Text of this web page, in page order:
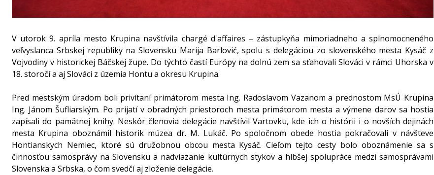
V utorok 9. apríla mesto Krupina navštívila chargé d'affaires – zástupkyňa mimoriadneho a splnomocneného
veľvyslanca Srbskej republiky na Slovensku Marija Barlović, spolu s delegáciou zo slovenského mesta Kysáč z
Vojvodiny v historickej Báčskej župe. Do týchto častí Európy na dolnú zem sa sťahovali Slováci v rámci Uhorska v
18. storočí a aj Slováci z územia Hontu a okresu Krupina.
Pred mestským úradom boli privítaní primátorom mesta Ing. Radoslavom Vazanom a prednostom MsÚ Krupina
Ing. Jánom Šufliarským. Po prijatí v obradných priestoroch mesta primátorom mesta a výmene darov sa hostia
zapísali do pamätnej knihy. Neskôr členovia delegácie navštívil Vartovku, kde ich o histórii i o novších dejinách
mesta Krupina oboznámil historik múzea dr. M. Lukáč. Po spoločnom obede hostia pokračovali v návšteve
Hontianskych Nemiec, ktoré sú družobnou obcou mesta Kysáč. Cieľom tejto cesty bolo oboznámenie sa s
činnosťou samosprávy na Slovensku a nadviazanie kultúrnych stykov a hlbšej spolupráce medzi samosprávami
Slovenska a Srbska, o čom svedčí aj zloženie delegácie.